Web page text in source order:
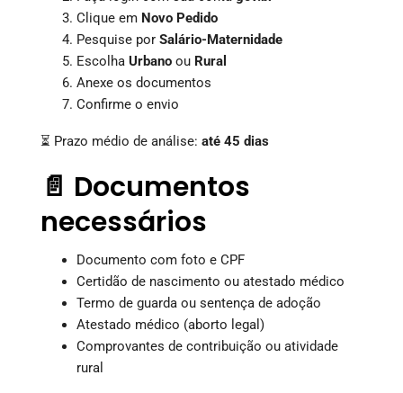
Clique em Novo Pedido
Pesquise por Salário-Maternidade
Escolha Urbano ou Rural
Anexe os documentos
Confirme o envio
⏳ Prazo médio de análise: até 45 dias
📄 Documentos
necessários
Documento com foto e CPF
Certidão de nascimento ou atestado médico
Termo de guarda ou sentença de adoção
Atestado médico (aborto legal)
Comprovantes de contribuição ou atividade
rural